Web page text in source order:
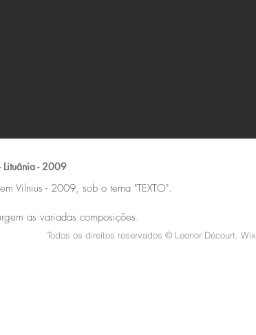
Lituânia - 2009
Vilnius - 2009, sob o tema "TEXTO".
as variadas composições.
Todos os direitos reservados © Leonor Décourt. Wix